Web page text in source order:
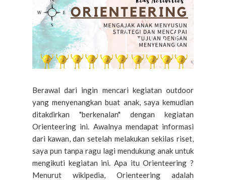
Berawal dari ingin mencari kegiatan outdoor
yang menyenangkan buat anak, saya kemudian
ditakdirkan "berkenalan" dengan kegiatan
Orienteering ini. Awalnya mendapat informasi
dari kawan, dan setelah melakukan sekilas riset,
saya pun tanpa ragu lagi mendukung anak untuk
mengikuti kegiatan ini. Apa itu Orienteering ?
Menurut wikipedia, Orienteering adalah